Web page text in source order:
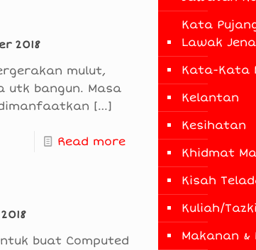
2018
mulut,
utk bangun. Masa
[…]
Read more
buat Computed
Kata
Lawak
Kata-Kata
Kelantan
Kesihatan
Khidmat
Kisah
Kuliah/
Makanan &